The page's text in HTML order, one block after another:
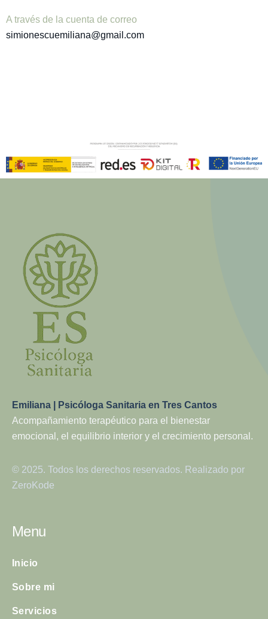
A través de la cuenta de correo
simionescuemiliana@gmail.com
Emiliana | Psicóloga Sanitaria en Tres Cantos
Acompañamiento terapéutico para el bienestar
emocional, el equilibrio interior y el crecimiento personal.
© 2025. Todos los derechos reservados. Realizado por
ZeroKode
Menu
Inicio
Sobre mi
Servicios